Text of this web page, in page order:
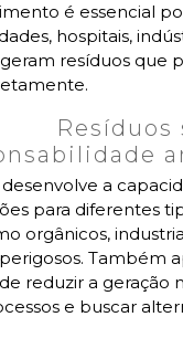
é essencial
hospitais,
resíduos que
Resíduos
a
para diferentes
orgânicos,
Também
reduzir a geração
e buscar